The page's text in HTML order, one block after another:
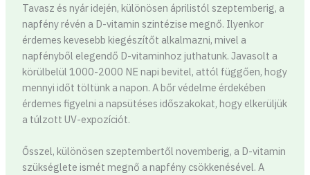
Tavasz és nyár idején, különösen áprilistól szeptemberig, a
napfény révén a D-vitamin szintézise megnő. Ilyenkor
érdemes kevesebb kiegészítőt alkalmazni, mivel a
napfényből elegendő D-vitaminhoz juthatunk. Javasolt a
körülbelül 1000-2000 NE napi bevitel, attól függően, hogy
mennyi időt töltünk a napon. A bőr védelme érdekében
érdemes figyelni a napsütéses időszakokat, hogy elkerüljük
a túlzott UV-expozíciót.
Ősszel, különösen szeptembertől novemberig, a D-vitamin
szükséglete ismét megnő a napfény csökkenésével. A